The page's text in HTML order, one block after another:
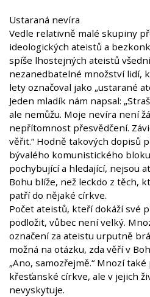
Ustaraná nevíra
Vedle relativně malé skupiny
ideologických ateistů a
spíše lhostejných ateistů
nezanedbatelné množství lidí,
lety označoval jako „ustarané
Jeden mladík nám napsal:
ale nemůžu. Moje nevíra není
nepřítomnost přesvědčení.
věřit.“ Hodně takových dopisů
bývalého komunistického
pochybující a hledající, nejsou
Bohu blíže, než leckdo z těch,
patří do nějaké církve.
Počet ateistů, kteří dokáží své
podložit, vůbec není velký.
označení za ateistu urputně
možná na otázku, zda věří v
„Ano, samozřejmě.“ Mnozí
křesťanské církve, ale v jejich
nevyskytuje.